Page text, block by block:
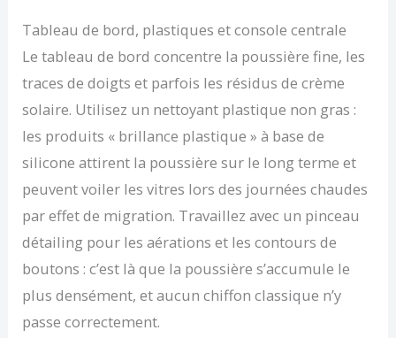
Tableau de bord, plastiques et console centrale
Le tableau de bord concentre la poussière fine, les
traces de doigts et parfois les résidus de crème
solaire. Utilisez un nettoyant plastique non gras :
les produits « brillance plastique » à base de
silicone attirent la poussière sur le long terme et
peuvent voiler les vitres lors des journées chaudes
par effet de migration. Travaillez avec un pinceau
détailing pour les aérations et les contours de
boutons : c’est là que la poussière s’accumule le
plus densément, et aucun chiffon classique n’y
passe correctement.